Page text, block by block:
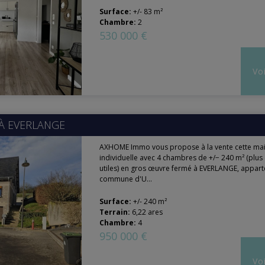
Surface: +/- 83 m²
Chambre: 2
530 000 €
EVERLANGE
AXHOME Immo vous propose à la vente cette
individuelle avec 4 chambres de +/− 240 m² (plus
utiles) en gros œuvre fermé à EVERLANGE,
commune d'U...
Surface: +/- 240 m²
Terrain: 6,22 ares
Chambre: 4
950 000 €